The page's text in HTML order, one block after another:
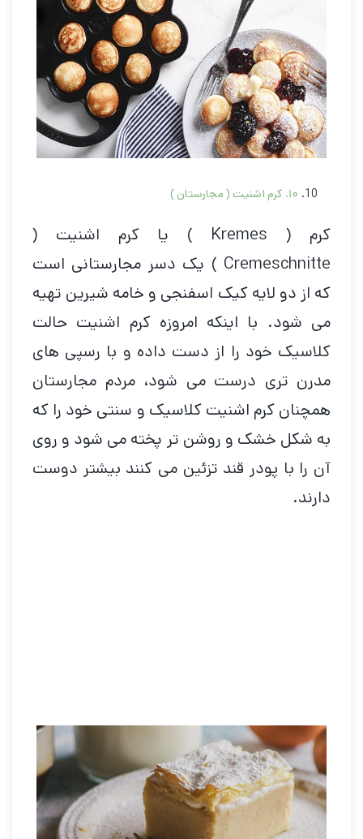
۱۰. کرم اشنیت ( مجارستان )
کرم ( Kremes ) یا کرم اشنیت (
Cremeschnitte ) یک دسر مجارستانی است
که از دو لایه کیک اسفنجی و خامه شیرین تهیه
می شود. با اینکه امروزه کرم اشنیت حالت
کلاسیک خود را از دست داده و با رسپی های
مدرن تری درست می شود، مردم مجارستان
همچنان کرم اشنیت کلاسیک و سنتی خود را که
به شکل خشک و روشن تر پخته می شود و روی
آن را با پودر قند تزئین می کنند بیشتر دوست
دارند.